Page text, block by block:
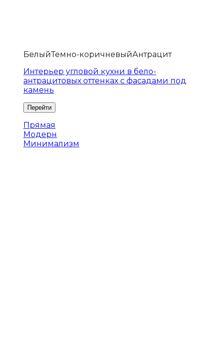
БелыйТемно-коричневыйАнтрацит
Интерьер угловой кухни в бело-
антрацитовых оттенках с фасадами под
камень
Прямая
Модерн
Минимализм